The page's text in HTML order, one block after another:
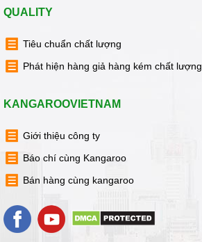
QUALITY
Tiêu chuẩn chất lượng
Phát hiện hàng giả hàng kém chất lượng
KANGAROOVIETNAM
Giới thiệu công ty
Báo chí cùng Kangaroo
Bán hàng cùng kangaroo